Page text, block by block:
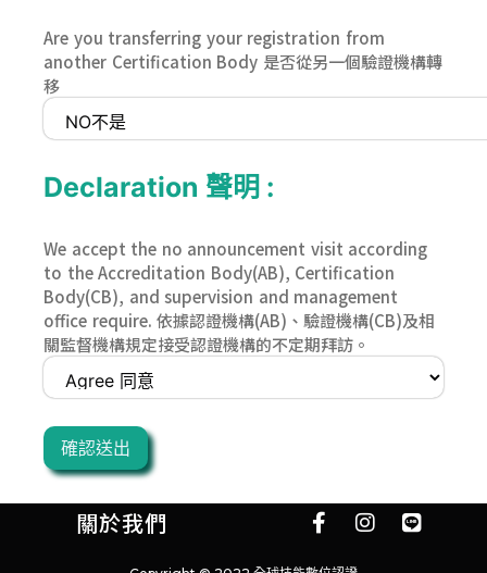
Are you transferring your registration from
another Certification Body 是否從另一個驗證機構轉
移
Declaration 聲明 :
We accept the no announcement visit according
to the Accreditation Body(AB), Certification
Body(CB), and supervision and management
office require. 依據認證機構(AB)、驗證機構(CB)及相
關監督機構規定接受認證機構的不定期拜訪。
確認送出
關於我們